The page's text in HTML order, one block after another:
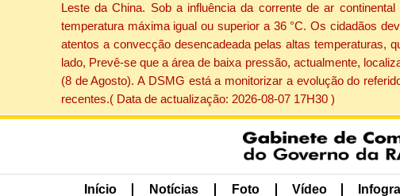
Leste da China. Sob a influência da corrente de ar
temperatura máxima igual ou superior a 36 °C. Os cidadãos
atentos a convecção desencadeada pelas altas temperaturas,
lado, Prevê-se que a área de baixa pressão, actualmente,
(8 de Agosto). A DSMG está a monitorizar a evolução do
recentes.( Data de actualização: 2026-08-07 17H30 )
Início Notícias Foto Vídeo